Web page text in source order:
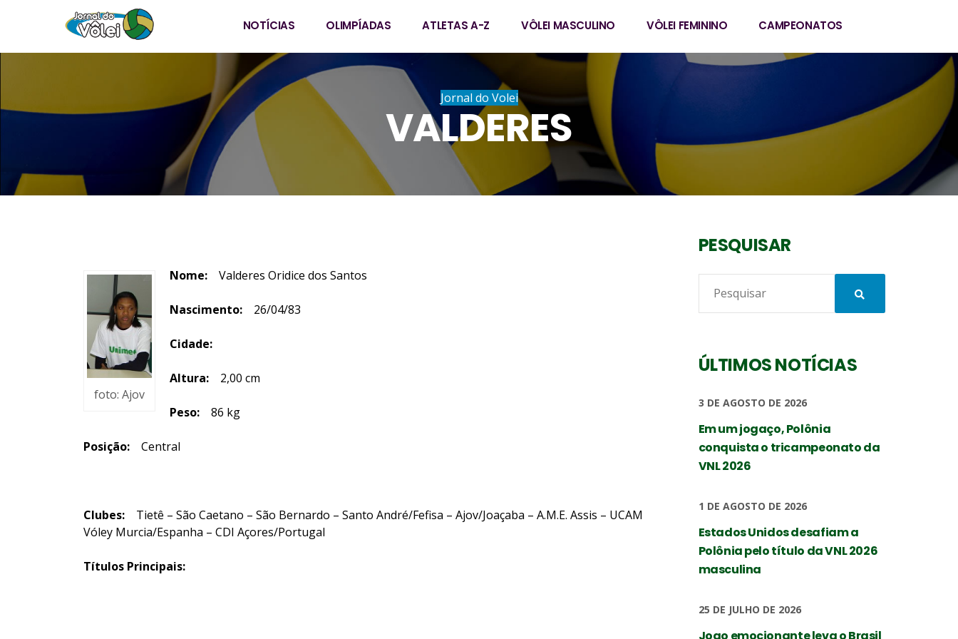
NOTÍCIAS OLIMPÍADAS ATLETAS A-Z VÔLEI MASCULINO VÔLEI FEMININO CAMPEONATOS
Jornal do Volei
VALDERES
foto: Ajov
Nome: Valderes Oridice dos Santos
Nascimento: 26/04/83
Cidade:
Altura: 2,00 cm
Peso: 86 kg
Posição: Central
Clubes: Tietê – São Caetano – São Bernardo – Santo André/Fefisa – Ajov/Joaçaba – A.M.E. Assis – UCAM
Vóley Murcia/Espanha – CDI Açores/Portugal
Títulos Principais:
PESQUISAR
ÚLTIMOS NOTÍCIAS
3 DE AGOSTO DE 2026
Em um jogaço, Polônia
conquista o tricampeonato da
VNL 2026
1 DE AGOSTO DE 2026
Estados Unidos desafiam a
Polônia pelo título da VNL 2026
masculina
25 DE JULHO DE 2026